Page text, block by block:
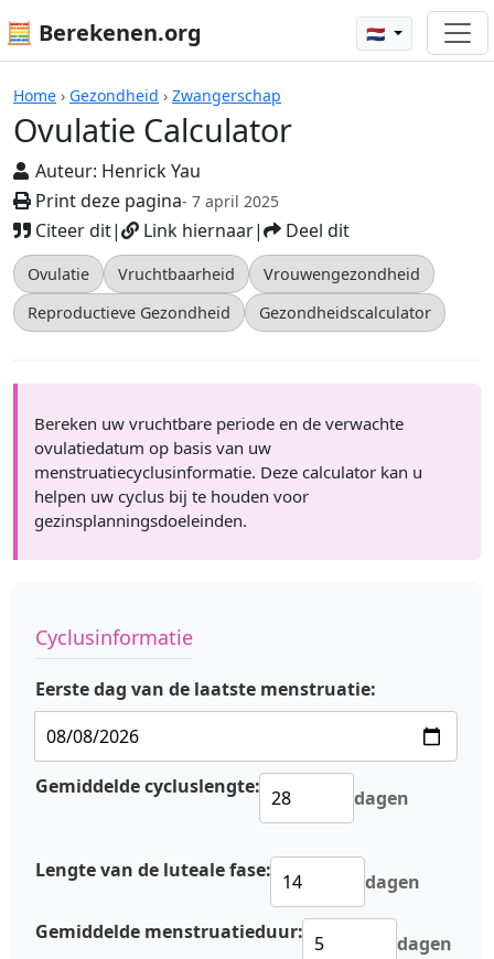
🧮 Berekenen.org 🇳🇱
Home › Gezondheid › Zwangerschap
Ovulatie Calculator
Auteur: Henrick Yau
Print deze pagina- 7 april 2025
Citeer dit| Link hiernaar| Deel dit
Ovulatie Vruchtbaarheid
Vrouwengezondheid
Reproductieve Gezondheid
Gezondheidscalculator
Ovulatie Calculator
Bereken uw vruchtbare periode en de verwachte
ovulatiedatum op basis van uw
menstruatiecyclusinformatie. Deze calculator kan u
helpen uw cyclus bij te houden voor
gezinsplanningsdoeleinden.
Cyclusinformatie
Eerste dag van de laatste menstruatie:
Gemiddelde cycluslengte: dagen
Lengte van de luteale fase: dagen
Gemiddelde menstruatieduur: dagen